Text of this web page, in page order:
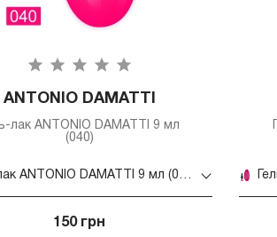
ANTONIO DAMATTI
лак ANTONIO DAMATTI 9 мл
(040)
Гель-лак ANTONIO DAMATTI 9 мл (040)
150 грн